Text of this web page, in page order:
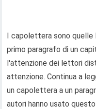
I capolettera sono quelle
primo paragrafo di un
l'attenzione dei lettori
attenzione. Continua a
un capolettera a un
autori hanno usato